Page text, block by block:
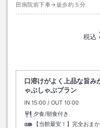
田病院前下車→徒歩約５分
税込
口溶けがよく上品な旨
ゃぶしゃぶプラン
IN チェックイン
15:00 / OUT チェックアウト
10:00
夕食/朝食付き
【当館最安！】完全おま